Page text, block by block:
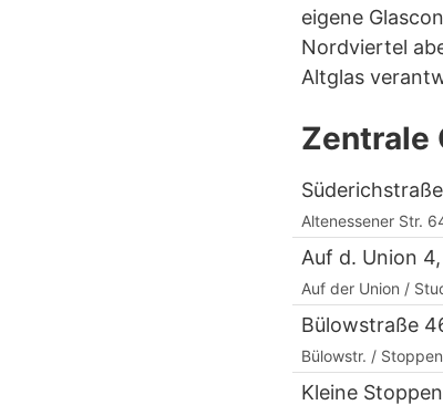
eigene
Nordviertel
Altglas
Zentrale
Altenessener Str.
Auf d. Union
Auf der Union /
Bülowstraße
Bülowstr. /
Kleine